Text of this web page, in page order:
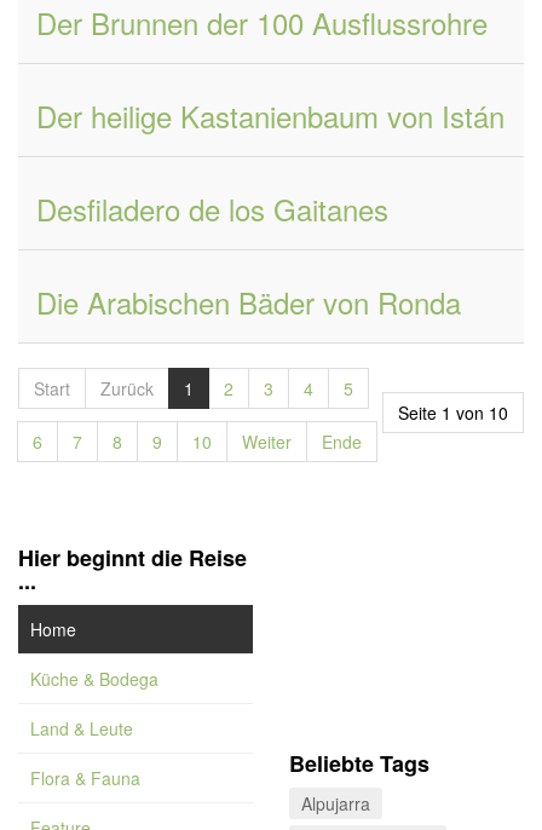
Der Brunnen der 100 Ausflussrohre
Der heilige Kastanienbaum von Istán
Desfiladero de los Gaitanes
Die Arabischen Bäder von Ronda
Seite 1 von 10
Start Zurück 1 2 3 4 5
6 7 8 9 10 Weiter Ende
Hier beginnt die Reise
...
Home
Küche & Bodega
Land & Leute
Flora & Fauna Beliebte Tags
Alpujarra